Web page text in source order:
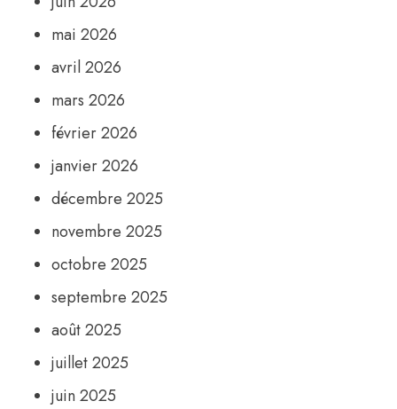
mai 2026
avril 2026
mars 2026
février 2026
janvier 2026
décembre 2025
novembre 2025
octobre 2025
septembre 2025
août 2025
juillet 2025
juin 2025